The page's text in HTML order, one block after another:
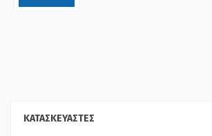
ΚΑΤΑΣΚΕΥΑΣΤΕΣ